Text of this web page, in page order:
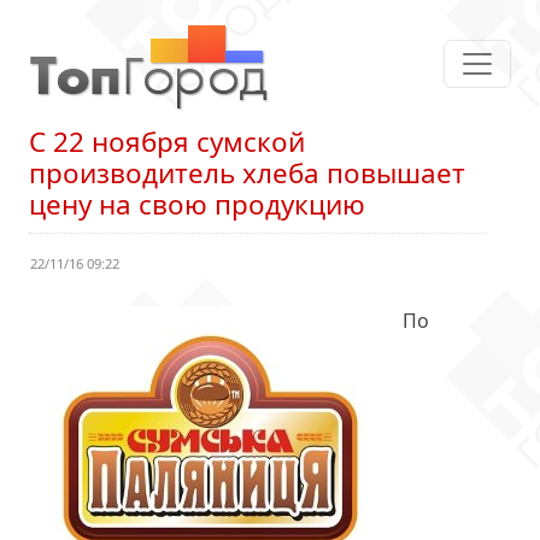
С 22 ноября сумской
производитель хлеба повышает
цену на свою продукцию
22/11/16 09:22
По